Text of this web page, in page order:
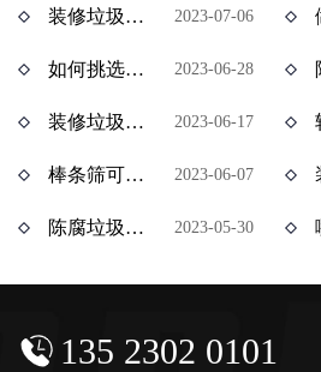
装修垃圾风选机分选效果怎么样？价格多少？ 2023-07-06
如何挑选陈腐垃圾分拣设备？多少钱一台？ 2023-06-28
装修垃圾处理用什么设备效果好？多少钱一台？ 2023-06-17
棒条筛可以处理装修垃圾吗？棒条筛设备多少钱？ 2023-06-07
陈腐垃圾处理赚钱吗？陈腐垃圾全套设备多少钱？ 2023-05-30
135 2302 0101